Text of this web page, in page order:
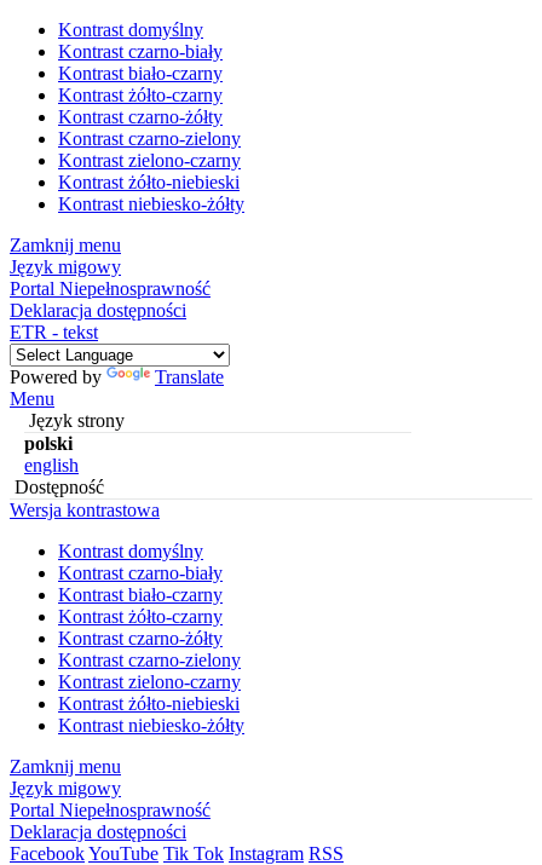
Kontrast domyślny
Kontrast czarno-biały
Kontrast biało-czarny
Kontrast żółto-czarny
Kontrast czarno-żółty
Kontrast czarno-zielony
Kontrast zielono-czarny
Kontrast żółto-niebieski
Kontrast niebiesko-żółty
Zamknij menu
Język migowy
Portal Niepełnosprawność
Deklaracja dostępności
ETR - tekst
Powered by
Translate
Menu
Język strony
polski
english
Dostępność
Wersja kontrastowa
Kontrast domyślny
Kontrast czarno-biały
Kontrast biało-czarny
Kontrast żółto-czarny
Kontrast czarno-żółty
Kontrast czarno-zielony
Kontrast zielono-czarny
Kontrast żółto-niebieski
Kontrast niebiesko-żółty
Zamknij menu
Język migowy
Portal Niepełnosprawność
Deklaracja dostępności
FacebookYouTube Tik Tok Instagram RSS